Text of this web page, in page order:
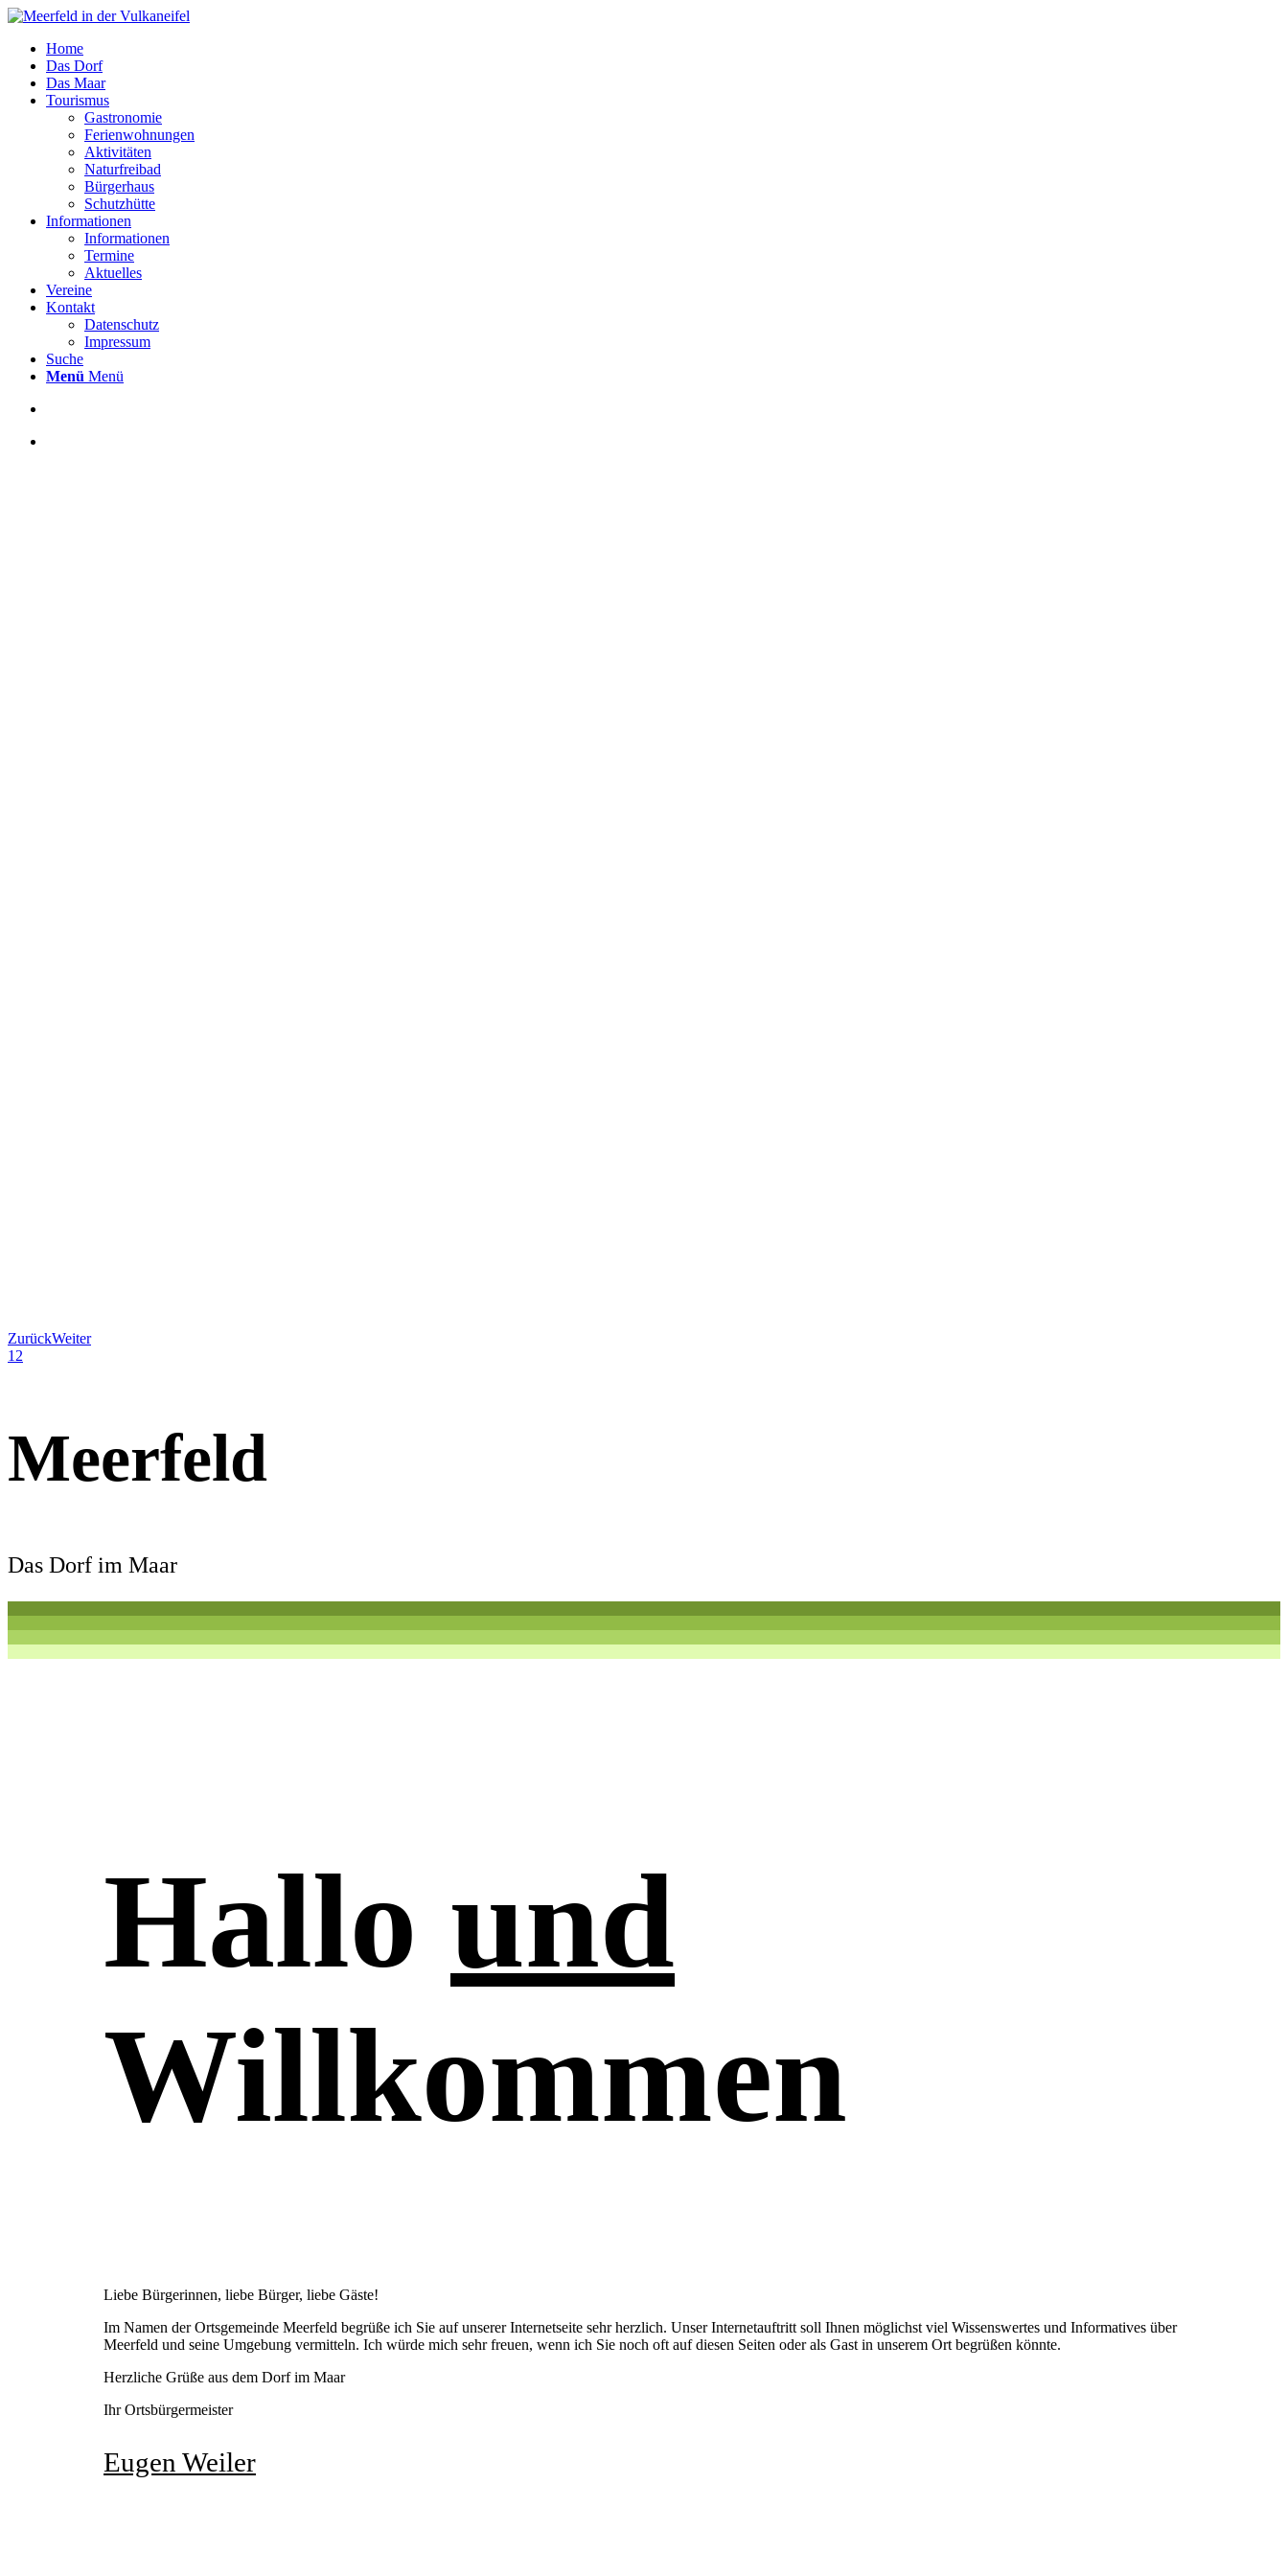
Home
Das Dorf
Das Maar
Tourismus
Gastronomie
Ferienwohnungen
Aktivitäten
Naturfreibad
Bürgerhaus
Schutzhütte
Informationen
Informationen
Termine
Aktuelles
Vereine
Kontakt
Datenschutz
Impressum
Suche
Menü Menü
ZurückWeiter
1 2
Meerfeld
Das Dorf im Maar
Hallo und
Willkommen
Liebe Bürgerinnen, liebe Bürger, liebe Gäste!
Im Namen der Ortsgemeinde Meerfeld begrüße ich Sie auf unserer Internetseite sehr herzlich. Unser Internetauftritt soll Ihnen möglichst viel Wissenswertes und Informatives über
Meerfeld und seine Umgebung vermitteln. Ich würde mich sehr freuen, wenn ich Sie noch oft auf diesen Seiten oder als Gast in unserem Ort begrüßen könnte.
Herzliche Grüße aus dem Dorf im Maar
Ihr Ortsbürgermeister
Eugen Weiler